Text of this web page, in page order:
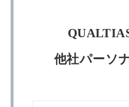
他社パーソ